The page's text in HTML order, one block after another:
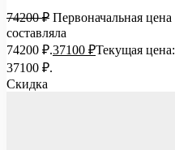
74200₽ Первоначальная цена
составляла
74200 ₽.37100 ₽Текущая цена:
37100 ₽.
Скидка